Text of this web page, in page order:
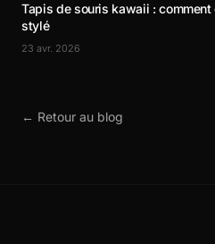
Tapis de souris kawaii :
stylé
23 avr. 2026
← Retour au blog